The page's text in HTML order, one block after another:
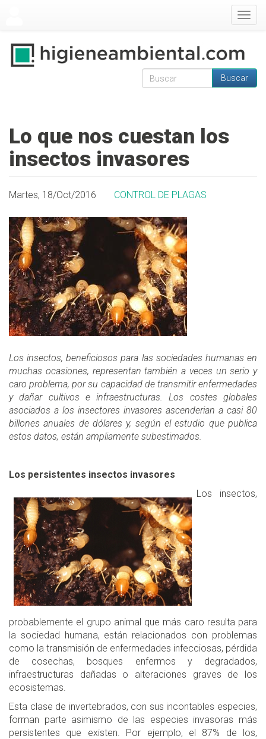
Formulario de
Buscar
Lo que nos cuestan los
insectos invasores
Martes, 18/Oct/2016 CONTROL DE PLAGAS
Los insectos, beneficiosos para las sociedades humanas en
muchas ocasiones, representan también a veces un serio y
caro problema, por su capacidad de transmitir enfermedades
y dañar cultivos e infraestructuras. Los costes globales
asociados a los insectores invasores ascenderian a casi 80
billones anuales de dólares y, según el estudio que publica
estos datos, están ampliamente subestimados.
Los persistentes insectos invasores
Los insectos,
probablemente el grupo animal que más caro resulta para
la sociedad humana, están relacionados con problemas
como la transmisión de enfermedades infecciosas, pérdida
de cosechas, bosques enfermos y degradados,
infraestructuras dañadas o alteraciones graves de los
ecosistemas.
Esta clase de invertebrados, con sus incontables especies,
forman parte asimismo de las especies invasoras más
persistentes que existen. Por ejemplo, el 87% de los,